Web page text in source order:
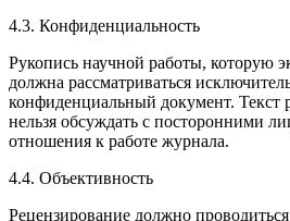
4.3. Конфиденциальность
Рукопись научной работы, которую
должна рассматриваться
конфиденциальный документ. Текст
нельзя обсуждать с посторонними
отношения к работе журнала.
4.4. Объективность
Рецензирование должно